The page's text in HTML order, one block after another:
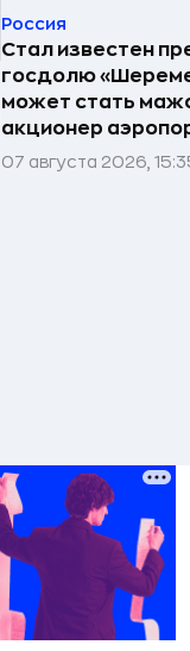
Россия
Стал известен
госдолю
может стать
акционер
07 августа 2026,